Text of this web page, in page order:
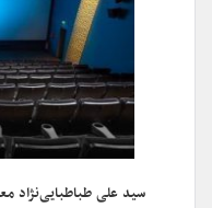
سید علی طباطبایی‌نژاد